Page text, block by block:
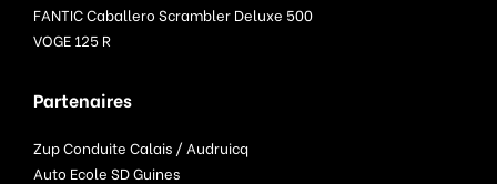
FANTIC Caballero Scrambler Deluxe 500
VOGE 125 R
Partenaires
Zup Conduite Calais / Audruicq
Auto Ecole SD Guines